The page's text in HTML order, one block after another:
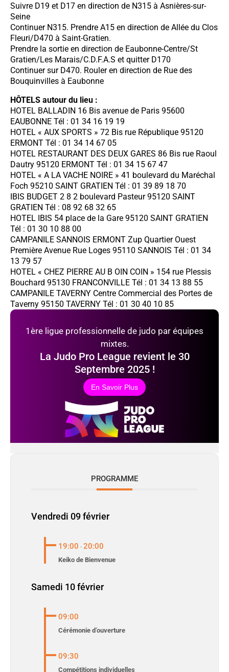
Suivre D19 et D17 en direction de N315 à Asnières-sur-
Seine
Continuer N315. Prendre A15 en direction de Allée du Clos
Fleuri/D470 à Saint-Gratien.
Prendre la sortie en direction de Eaubonne-Centre/St
Gratien/Les Marais/C.D.F.A.S et quitter D170
Continuer sur D470. Rouler en direction de Rue des
Bouquinvilles à Eaubonne
HÔTELS autour du lieu :
HOTEL BALLADIN 16 Bis avenue de Paris 95600
EAUBONNE Tél : 01 34 16 19 19
HOTEL « AUX SPORTS » 72 Bis rue République 95120
ERMONT Tél : 01 34 14 67 05
HOTEL RESTAURANT DES DEUX GARES 86 Bis rue Raoul
Dautry 95120 ERMONT Tél : 01 34 15 67 47
HOTEL « A LA VACHE NOIRE » 41 boulevard du Maréchal
Foch 95210 SAINT GRATIEN Tél : 01 39 89 18 70
IBIS BUDGET 2 8 2 boulevard Pasteur 95120 SAINT
GRATIEN Tél : 08 92 68 32 65
HOTEL IBIS 54 place de la Gare 95120 SAINT GRATIEN
Tél : 01 30 10 88 00
CAMPANILE SANNOIS ERMONT Zup Quartier Ouest
Première Avenue Rue Loges 95110 SANNOIS Tél : 01 34
13 79 57
HOTEL « CHEZ PIERRE AU B OIN COIN » 154 rue Plessis
Bouchard 95130 FRANCONVILLE Tél : 01 34 13 88 55
CAMPANILE TAVERNY Centre Commercial des Portes de
Taverny 95150 TAVERNY Tél : 01 30 40 10 85
La Judo Pro League revient le 30
Septembre 2025 !
1ère ligue professionnelle de judo par équipes
mixtes.
En Savoir Plus
PROGRAMME
Vendredi 09 février
19:00 - 20:00
Keiko de Bienvenue
Samedi 10 février
09:00
Cérémonie d’ouverture
09:30
Compétitions individuelles